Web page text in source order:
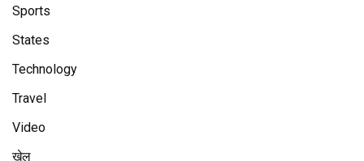
Sports
States
Technology
Travel
Video
खेल